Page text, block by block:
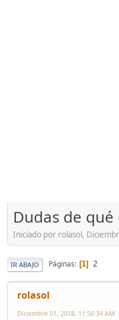
Dudas de
Iniciado por rolasol,
IR ABAJO Páginas 1 2
rolasol
Diciembre 01, 2018, 11:56:34 AM